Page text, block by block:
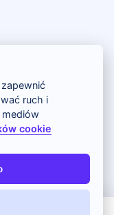
ruch i
cookie